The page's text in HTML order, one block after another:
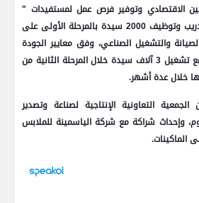
الاقتصادي وتوفير فرص عمل لمستفيدات "
تكافل وكرامة"، فقد تم تدريب وتوظيف 2000 سيدة بالمرحلة الأولى على
والتشغيل الصناعي، وفق معايير الجودة
والإنتاج الحديث، ومن المزمع تشغيل 3 آلاف سيدة خلال المرحلة الثانية من
خلال عدة أشهر.
التعاونية الإنتاجية لصناعة وتصدير
وإحداث شراكة مع شركة الياسمينة للملابس
الماكينات.